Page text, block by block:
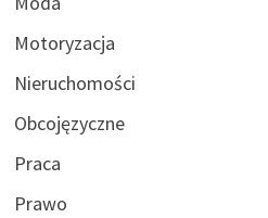
Motoryzacja
Nieruchomości
Obcojęzyczne
Praca
Prawo